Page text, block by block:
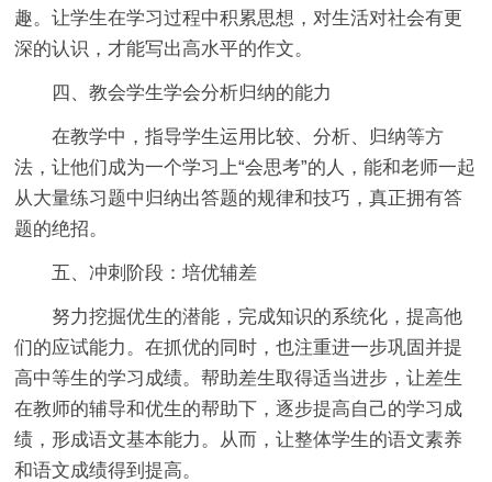
趣。让学生在学习过程中积累思想，对生活对社会有更
深的认识，才能写出高水平的作文。
四、教会学生学会分析归纳的能力
在教学中，指导学生运用比较、分析、归纳等方
法，让他们成为一个学习上“会思考”的人，能和老师一起
从大量练习题中归纳出答题的规律和技巧，真正拥有答
题的绝招。
五、冲刺阶段：培优辅差
努力挖掘优生的潜能，完成知识的系统化，提高他
们的应试能力。在抓优的同时，也注重进一步巩固并提
高中等生的学习成绩。帮助差生取得适当进步，让差生
在教师的辅导和优生的帮助下，逐步提高自己的学习成
绩，形成语文基本能力。从而，让整体学生的语文素养
和语文成绩得到提高。